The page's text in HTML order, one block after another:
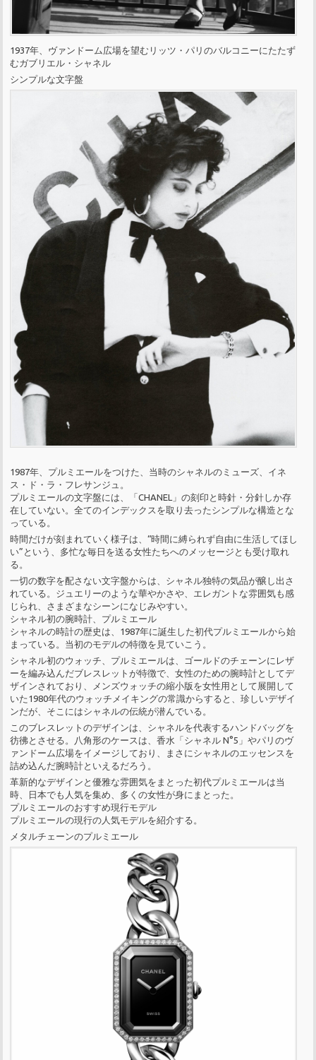
1937年、ヴァンドーム広場を望むリッツ・パリのバルコニーにたたず
むガブリエル・シャネル
シンプルな文字盤
1987年、プルミエールをつけた、当時のシャネルのミューズ、イネ
ス・ド・ラ・フレサンジュ。
プルミエールの文字盤には、「CHANEL」の刻印と時針・分針しか存
在していない。全てのインデックスを取り去ったシンプルな構造とな
っている。
時間だけが刻まれていく様子は、“時間に縛られず自由に生活してほし
い”という、多忙な毎日を送る女性たちへのメッセージとも受け取れ
る。
一切の数字を配さない文字盤からは、シャネル独特の気品が醸し出さ
れている。ジュエリーのような華やかさや、エレガントな雰囲気も感
じられ、さまざまなシーンになじみやすい。
シャネル初の腕時計、プルミエール
シャネルの時計の歴史は、1987年に誕生した初代プルミエールから始
まっている。当初のモデルの特徴を見ていこう。
シャネル初のウォッチ、プルミエールは、ゴールドのチェーンにレザ
ーを編み込んだブレスレットが特徴で、女性のための腕時計としてデ
ザインされており、メンズウォッチの縮小版を女性用として展開して
いた1980年代のウォッチメイキングの常識からすると、珍しいデザイ
ンだが、そこにはシャネルの伝統が潜んでいる。
このブレスレットのデザインは、シャネルを代表するハンドバッグを
彷彿とさせる。八角形のケースは、香水「シャネル N°5」やパリのヴ
ァンドーム広場をイメージしており、まさにシャネルのエッセンスを
詰め込んだ腕時計といえるだろう。
革新的なデザインと優雅な雰囲気をまとった初代プルミエールは当
時、日本でも人気を集め、多くの女性が身にまとった。
プルミエールのおすすめ現行モデル
プルミエールの現行の人気モデルを紹介する。
メタルチェーンのプルミエール